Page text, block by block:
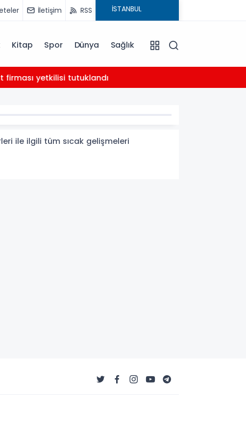
İletişim RSS
Kitap Spor Dünya Sağlık
yetkilisi tutuklandı
ile ilgili tüm sıcak gelişmeleri